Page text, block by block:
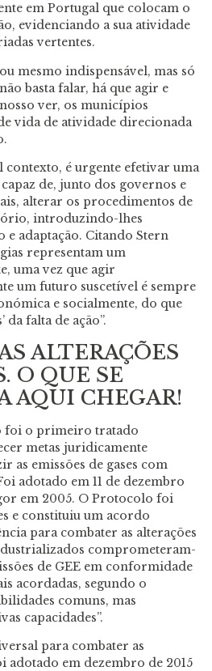
em Portugal que colocam o
evidenciando a sua atividade
vertentes.
mesmo indispensável, mas só
basta falar, há que agir e
ver, os municípios
vida de atividade direcionada
contexto, é urgente efetivar uma
de, junto dos governos e
alterar os procedimentos de
introduzindo-lhes
e adaptação. Citando Stern
representam um
uma vez que agir
um futuro suscetível é sempre
e socialmente, do que
da falta de ação”.
ALTERAÇÕES
O QUE SE
AQUI CHEGAR!
foi o primeiro tratado
metas juridicamente
as emissões de gases com
adotado em 11 de dezembro
em 2005. O Protocolo foi
e constituiu um acordo
para combater as alterações
comprometeram-
de GEE em conformidade
acordadas, segundo o
comuns, mas
capacidades”.
para combater as
adotado em dezembro de 2015